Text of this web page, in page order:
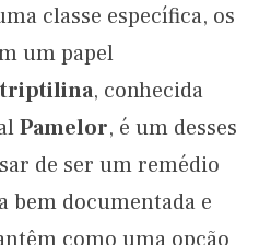
classe específica, os
um papel
, conhecida
Pamelor, é um desses
de ser um remédio
bem documentada e
como uma opção